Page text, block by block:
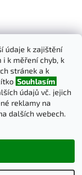
údaje k zajištění
k měření chyb, k
stránek a k
Souhlasím
údajů vč. jejich
reklamy na
dalších webech.
informace o nových